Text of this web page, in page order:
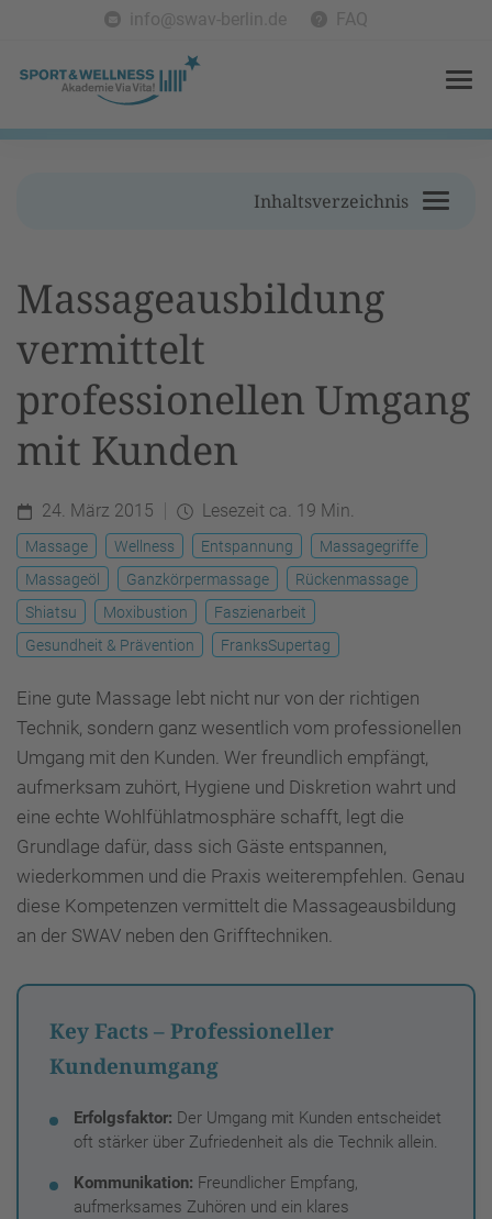
info@swav-berlin.de FAQ
Inhaltsverzeichnis
Massageausbildung
vermittelt
professionellen Umgang
mit Kunden
24. März 2015 Lesezeit ca. 19 Min.
Massage Wellness Entspannung
Massagegriffe
Massageöl
Ganzkörpermassage
Rückenmassage
Shiatsu
Moxibustion
Faszienarbeit
Gesundheit & Prävention
FranksSupertag
Eine gute Massage lebt nicht nur von der richtigen
Technik, sondern ganz wesentlich vom professionellen
Umgang mit den Kunden. Wer freundlich empfängt,
aufmerksam zuhört, Hygiene und Diskretion wahrt und
eine echte Wohlfühlatmosphäre schafft, legt die
Grundlage dafür, dass sich Gäste entspannen,
wiederkommen und die Praxis weiterempfehlen. Genau
diese Kompetenzen vermittelt die Massageausbildung
an der SWAV neben den Grifftechniken.
Key Facts – Professioneller
Kundenumgang
Erfolgsfaktor: Der Umgang mit Kunden entscheidet
oft stärker über Zufriedenheit als die Technik allein.
Kommunikation: Freundlicher Empfang,
aufmerksames Zuhören und ein klares